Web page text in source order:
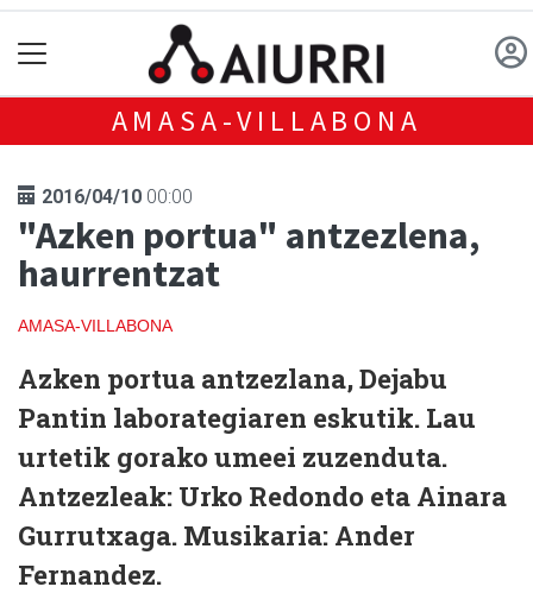
AMASA-VILLABONA
2016/04/10 00:00
"Azken portua" antzezlena,
haurrentzat
AMASA-VILLABONA
Azken portua antzezlana, Dejabu
Pantin laborategiaren eskutik. Lau
urtetik gorako umeei zuzenduta.
Antzezleak: Urko Redondo eta Ainara
Gurrutxaga. Musikaria: Ander
Fernandez.